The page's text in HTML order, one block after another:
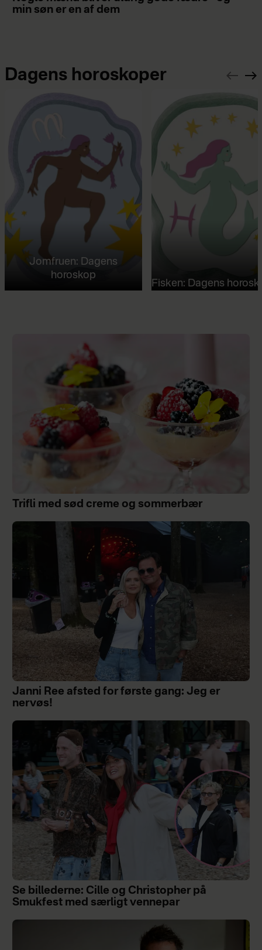
min søn er en af dem
Dagens horoskoper
Jomfruen: Dagens
horoskop
Fisken: Dagens
Trifli med sød creme og sommerbær
Janni Ree afsted for første gang: Jeg er
nervøs!
Se billederne: Cille og Christopher på
Smukfest med særligt vennepar